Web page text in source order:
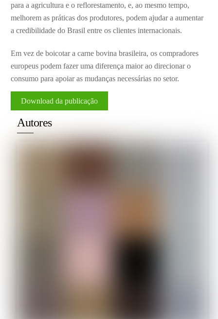
para a agricultura e o reflorestamento, e, ao mesmo tempo,
melhorem as práticas dos produtores, podem ajudar a aumentar
a credibilidade do Brasil entre os clientes internacionais.
Em vez de boicotar a carne bovina brasileira, os compradores
europeus podem fazer uma diferença maior ao direcionar o
consumo para apoiar as mudanças necessárias no setor.
Download da publicação
Autores